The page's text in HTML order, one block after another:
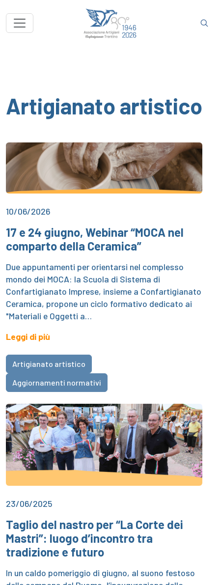
Artigianato artistico
10/06/2026
17 e 24 giugno, Webinar “MOCA nel
comparto della Ceramica”
Due appuntamenti per orientarsi nel complesso
mondo dei MOCA: la Scuola di Sistema di
Confartigianato Imprese, insieme a Confartigianato
Ceramica, propone un ciclo formativo dedicato ai
"Materiali e Oggetti a…
Leggi di più
Artigianato artistico
Aggiornamenti normativi
23/06/2025
Taglio del nastro per “La Corte dei
Mastri”: luogo d’incontro tra
tradizione e futuro
In un caldo pomeriggio di giugno, al suono festoso